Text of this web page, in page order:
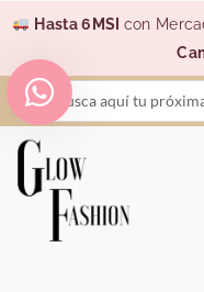
contenido
Hasta 6MSI con
Search
...